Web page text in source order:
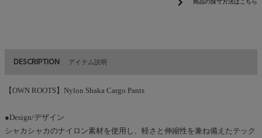
商品の採寸方法はこちら
DESCRIPTION アイテム説明
【OWN ROOTS】Nylon Shaka Cargo Pants
●Design/デザイン
シャカシャカのナイロン素材を使用し、軽さと伸縮性を兼ね備えたテック